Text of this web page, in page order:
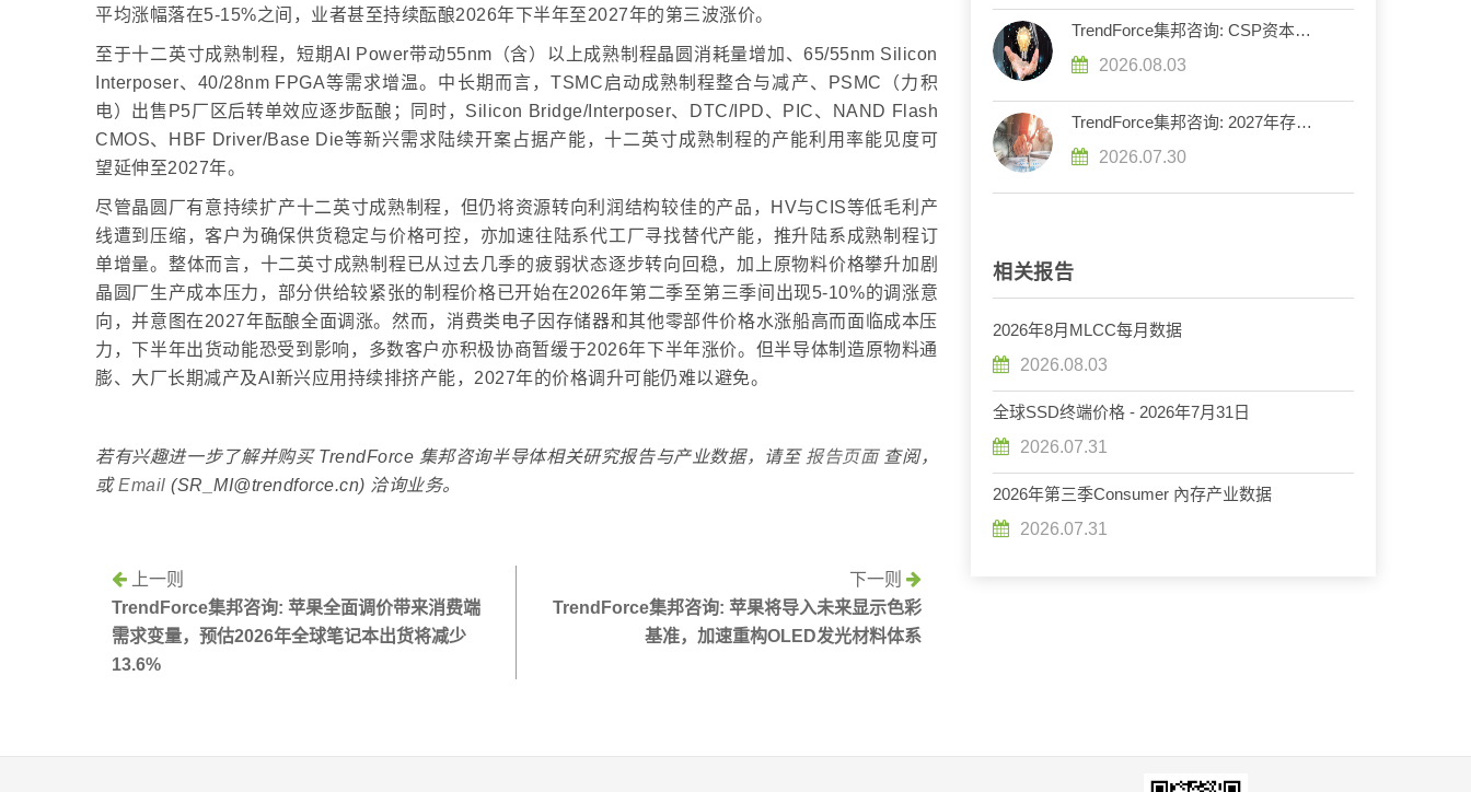
平均涨幅落在5-15%之间，业者甚至持续酝酿2026年下半年至2027年的第三波涨价。
至于十二英寸成熟制程，短期AI Power带动55nm（含）以上成熟制程晶圆消耗量增加、65/55nm Silicon
Interposer、40/28nm FPGA等需求增温。中长期而言，TSMC启动成熟制程整合与减产、PSMC（力积
电）出售P5厂区后转单效应逐步酝酿；同时，Silicon Bridge/Interposer、DTC/IPD、PIC、NAND Flash
CMOS、HBF Driver/Base Die等新兴需求陆续开案占据产能，十二英寸成熟制程的产能利用率能见度可
望延伸至2027年。
尽管晶圆厂有意持续扩产十二英寸成熟制程，但仍将资源转向利润结构较佳的产品，HV与CIS等低毛利产
线遭到压缩，客户为确保供货稳定与价格可控，亦加速往陆系代工厂寻找替代产能，推升陆系成熟制程订
单增量。整体而言，十二英寸成熟制程已从过去几季的疲弱状态逐步转向回稳，加上原物料价格攀升加剧
晶圆厂生产成本压力，部分供给较紧张的制程价格已开始在2026年第二季至第三季间出现5-10%的调涨意
向，并意图在2027年酝酿全面调涨。然而，消费类电子因存储器和其他零部件价格水涨船高而面临成本压
力，下半年出货动能恐受到影响，多数客户亦积极协商暂缓于2026年下半年涨价。但半导体制造原物料通
膨、大厂长期减产及AI新兴应用持续排挤产能，2027年的价格调升可能仍难以避免。
若有兴趣进一步了解并购买 TrendForce 集邦咨询半导体相关研究报告与产业数据，请至 报告页面查阅，
或Email (SR_MI@trendforce.cn) 洽询业务。
上一则
TrendForce集邦咨询: 苹果全面调价带来消费端
需求变量，预估2026年全球笔记本出货将减少
13.6%
下一则
TrendForce集邦咨询: 苹果将导入未来显示色彩
基准，加速重构OLED发光材料体系
TrendForce集邦咨询: CSP资本支
出货量增幅上调至近31%
2026.08.03
TrendForce集邦咨询: 2027年存储
紧缺、NAND Flash转趋宽松
2026.07.30
相关报告
2026年8月MLCC每月数据
2026.08.03
全球SSD终端价格 - 2026年7月31日
2026.07.31
2026年第三季Consumer 內存产业数据
2026.07.31